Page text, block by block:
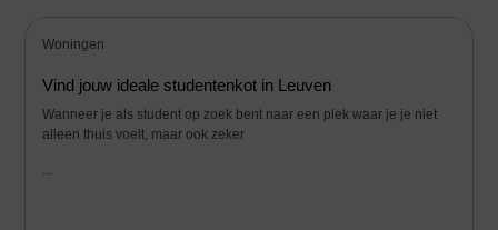
Woningen
Vind jouw ideale studentenkot in Leuven
Wanneer je als student op zoek bent naar een plek waar je je niet
alleen thuis voelt, maar ook zeker
...